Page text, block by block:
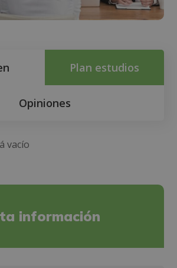
Plan estudios
Opiniones
vacío
información